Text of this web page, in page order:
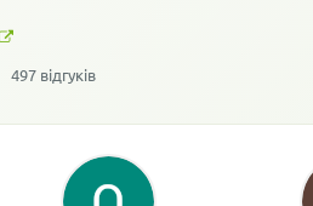
497 відгуків